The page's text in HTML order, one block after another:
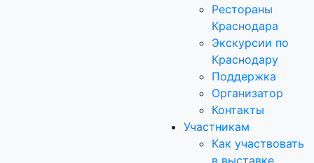
Рестораны
Краснодара
Экскурсии по
Краснодару
Поддержка
Организатор
Контакты
Участникам
Как участвовать
в выставке